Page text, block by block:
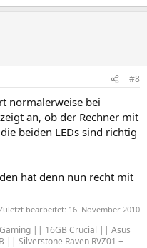
#8
normalerweise bei
an, ob der Rechner mit
beiden LEDs sind richtig
hat denn nun recht mit
bearbeitet: 16. November 2010
|| 16GB Crucial || Asus
|| Silverstone Raven RVZ01 +